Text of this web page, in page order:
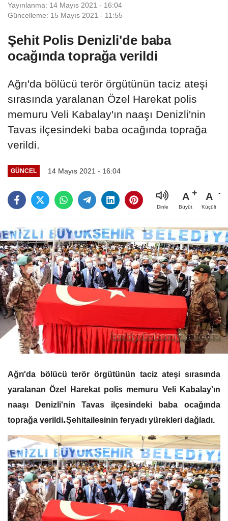
Yayınlanma: 14 Mayıs 2021 - 16:04
Güncelleme: 15 Mayıs 2021 - 11:55
Şehit Polis Denizli'de baba
ocağında toprağa verildi
Ağrı'da bölücü terör örgütünün taciz ateşi
sırasında yaralanan Özel Harekat polis
memuru Veli Kabalay'ın naaşı Denizli'nin
Tavas ilçesindeki baba ocağında toprağa
verildi.
GÜNCEL 14 Mayıs 2021 - 16:04
Dinle
A
Büyüt
A
Küçült
Ağrı'da bölücü terör örgütünün taciz ateşi sırasında
yaralanan Özel Harekat polis memuru Veli Kabalay'ın
naaşı Denizli'nin Tavas ilçesindeki baba ocağında
toprağa verildi.Şehitailesinin feryadı yürekleri dağladı.